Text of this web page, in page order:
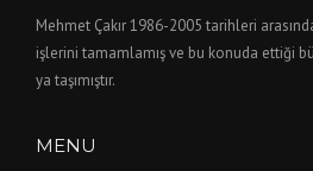
Mehmet Çakır 1986-2005 tarihleri
işlerini tamamlamış ve bu konuda ettiği
ya taşımıştır.
MENU